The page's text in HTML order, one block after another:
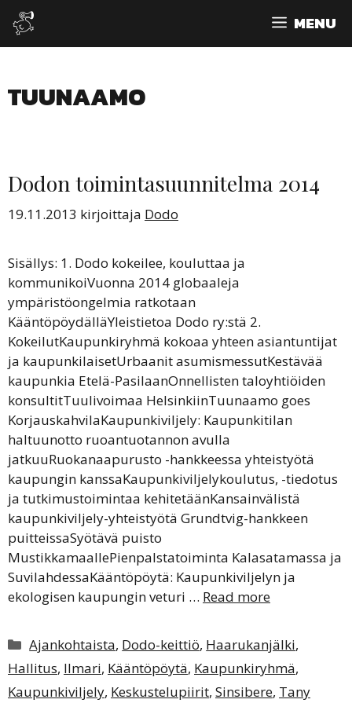
Siirry
sisältöön
MENU
TUUNAAMO
Dodon toimintasuunnitelma 2014
19.11.2013 kirjoittaja Dodo
Sisällys: 1. Dodo kokeilee, kouluttaa ja
kommunikoiVuonna 2014 globaaleja
ympäristöongelmia ratkotaan
KääntöpöydälläYleistietoa Dodo ry:stä 2.
KokeilutKaupunkiryhmä kokoaa yhteen asiantuntijat
ja kaupunkilaisetUrbaanit asumismessutKestävää
kaupunkia Etelä-PasilaanOnnellisten taloyhtiöiden
konsultitTuulivoimaa HelsinkiinTuunaamo goes
KorjauskahvilaKaupunkiviljely: Kaupunkitilan
haltuunotto ruoantuotannon avulla
jatkuuRuokanaapurusto -hankkeessa yhteistyötä
kaupungin kanssaKaupunkiviljelykoulutus, -tiedotus
ja tutkimustoimintaa kehitetäänKansainvälistä
kaupunkiviljely-yhteistyötä Grundtvig-hankkeen
puitteissaSyötävä puisto
MustikkamaallePienpalstatoiminta Kalasatamassa ja
SuvilahdessaKääntöpöytä: Kaupunkiviljelyn ja
ekologisen kaupungin veturi … Read more
Kategoriat
Ajankohtaista, Dodo-keittiö, Haarukanjälki,
Hallitus, Ilmari, Kääntöpöytä, Kaupunkiryhmä,
Kaupunkiviljely, Keskustelupiirit, Sinsibere, Tany